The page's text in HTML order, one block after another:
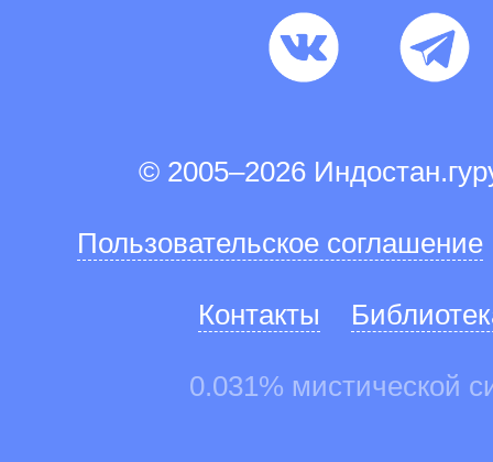
© 2005–2026
Пользовательское соглашение
Контакты
0.031% мистической